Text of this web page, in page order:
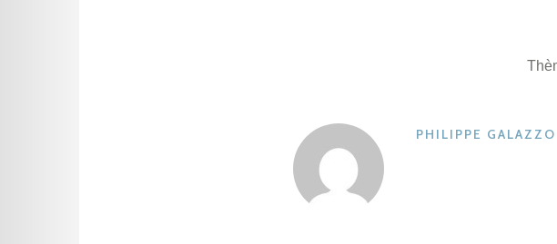
PHILIPPE GALAZZO